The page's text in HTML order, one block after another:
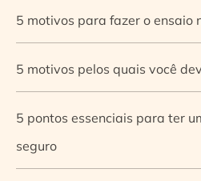
5 motivos para fazer o ensaio
5 motivos pelos quais você
5 pontos essenciais para ter
seguro